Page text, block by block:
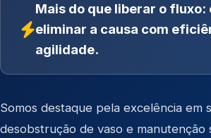
Mais do que liberar o fluxo:
eliminar a causa com
agilidade.
Somos destaque pela excelência em
desobstrução de vaso e manutenção